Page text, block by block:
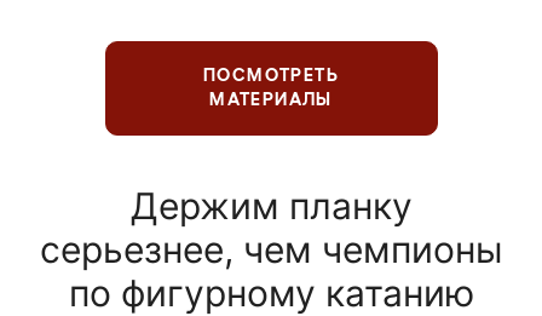
ПОСМОТРЕТЬ
МАТЕРИАЛЫ
Держим планку
серьезнее, чем чемпионы
по фигурному катанию